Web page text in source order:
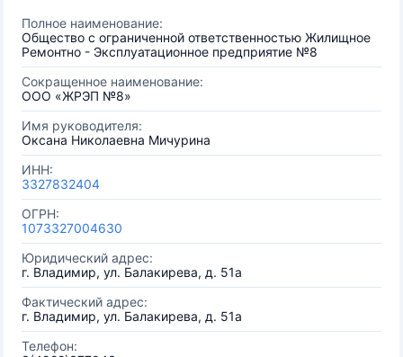
Полное наименование:
Общество с ограниченной ответственностью Жилищное
Ремонтно - Эксплуатационное предприятие №8
Сокращенное наименование:
ООО «ЖРЭП №8»
Имя руководителя:
Оксана Николаевна Мичурина
ИНН:
3327832404
ОГРН:
1073327004630
Юридический адрес:
г. Владимир, ул. Балакирева, д. 51а
Фактический адрес:
г. Владимир, ул. Балакирева, д. 51а
Телефон: